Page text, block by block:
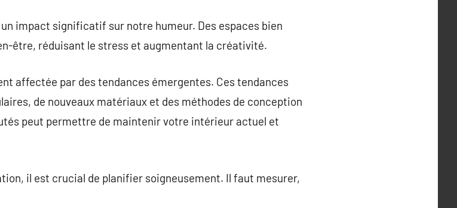
impact significatif sur notre humeur. Des espaces bien
être, réduisant le stress et augmentant la créativité.
affectée par des tendances émergentes. Ces tendances
de nouveaux matériaux et des méthodes de conception
peut permettre de maintenir votre intérieur actuel et
il est crucial de planifier soigneusement. Il faut mesurer,